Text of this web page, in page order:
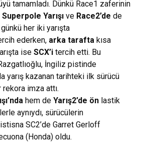
tamamladı. Dünkü Race1 zaferinin
Superpole Yarışı ve Race2’de de
her iki yarışta
ederken, arka tarafta kısa
ise SCX’i tercih etti. Bu
İngiliz pistinde
yarış kazanan tarihteki ilk sürücü
imza attı.
hem de Yarış2’de ön lastik
aynıydı, sürücülerin
SC2’de Garret Gerloff
(Honda) oldu.